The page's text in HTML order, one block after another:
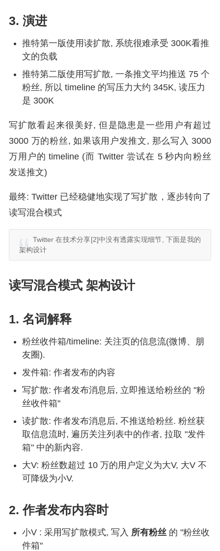
3. 演进
推特第一版使用读扩散, 系统很难承受 300K看推
文的负载
推特第二版使用写扩散, 一条推文平均推送 75 个
粉丝, 所以 timeline 的写压力大约 345K, 读压力
是 300K
写扩散看起来很美好, 但是隐患是一些用户有超过
3000 万的粉丝, 如果该用户发推文, 那么写入 3000
万用户的 timeline (而 Twitter 尝试在 5 秒内向粉丝
发送推文)
最终: Twitter 已经稳健地实现了写扩散，逐步转向了
读写混合模式
Twitter 在技术分享[2]中没有透露实现细节, 下面是我的
架构设计
读写混合模式 架构设计
1. 名词解释
粉丝收件箱/timeline: 关注页的信息流(微博、朋
友圈).
发件箱: 作者发布的内容
写扩散: 作者发布消息后, 立即推送给粉丝的 "粉
丝收件箱"
读扩散: 作者发布消息后, 不推送给粉丝. 粉丝获
取信息流时, 遍历关注列表中的作者, 拉取 "发件
箱" 中的新内容.
大V: 粉丝数超过 10 万的用户定义为大V, 大V 不
可降级为小V.
2. 作者发布内容时
小V : 采用写扩散模式, 写入 所有粉丝 的 "粉丝收
件箱"